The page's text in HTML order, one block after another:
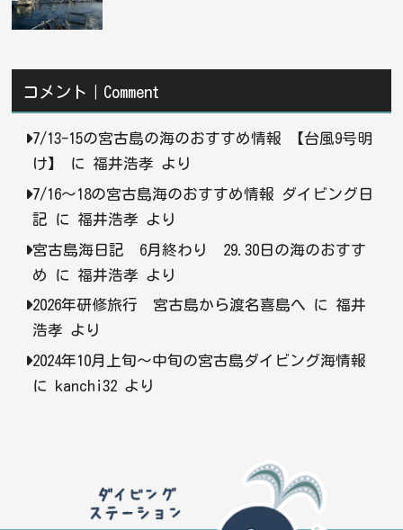
コメント｜Comment
7/13-15の宮古島の海のおすすめ情報 【台風9号明
け】
に 福井浩孝 より
7/16〜18の宮古島海のおすすめ情報 ダイビング日
記 に 福井浩孝 より
宮古島海日記 6月終わり 29.30日の海のおすす
め
に 福井浩孝 より
2026年研修旅行 宮古島から渡名喜島へ に 福井
浩孝 より
2024年10月上旬〜中旬の宮古島ダイビング海情報
に kanchi32 より